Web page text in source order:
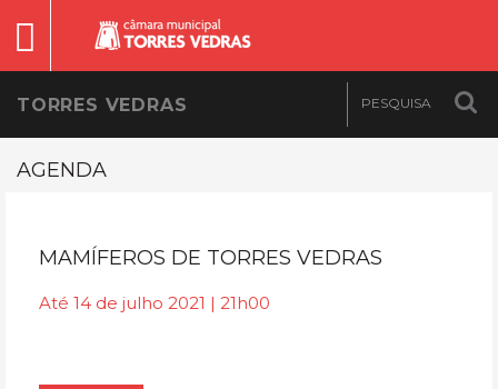
TORRES VEDRAS
AGENDA
MAMÍFEROS DE TORRES VEDRAS
Até 14 de julho 2021 | 21h00